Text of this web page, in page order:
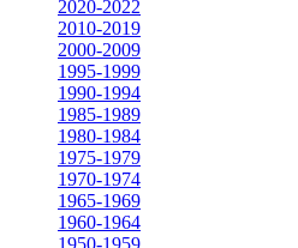
2020-2022
2010-2019
2000-2009
1995-1999
1990-1994
1985-1989
1980-1984
1975-1979
1970-1974
1965-1969
1960-1964
1950-1959